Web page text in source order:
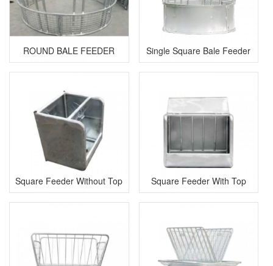
ROUND BALE FEEDER Single Square Bale Feeder
Square Feeder Without Top Square Feeder With Top